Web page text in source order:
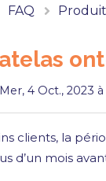
FAQ Produit
4 Oct., 2023 à
clients, la
d’un mois